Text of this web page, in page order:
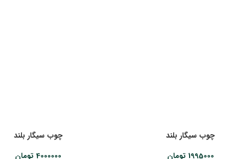
چوب سیگار بلند
1995000 تومان
چوب سیگار بلند
4000000 تومان